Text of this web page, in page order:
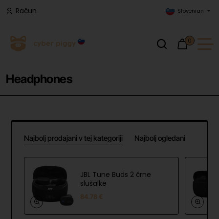
Račun Slovenian
0
Headphones
Najbolj prodajani v tej kategoriji Najbolj ogledani
JBL Tune Buds 2 črne
slušalke
84.78 €